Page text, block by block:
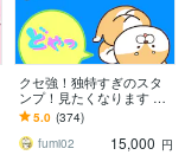
クセ強！独特すぎのスタ
ンプ！見たくなります 大
手企業様お墨付きクオリ
ティ！キャラ映え間違い
ナシ！
5.0 (374)
fumi02
15,000 円